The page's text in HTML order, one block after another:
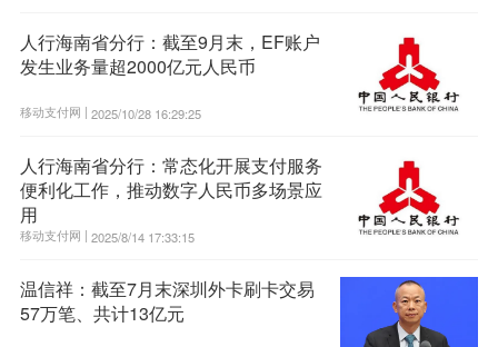
人行海南省分行：截至9月末，EF账户
发生业务量超2000亿元人民币
移动支付网 | 2025/10/28 16:29:25
人行海南省分行：常态化开展支付服务
便利化工作，推动数字人民币多场景应
用
移动支付网 | 2025/8/14 17:33:15
温信祥：截至7月末深圳外卡刷卡交易
57万笔、共计13亿元